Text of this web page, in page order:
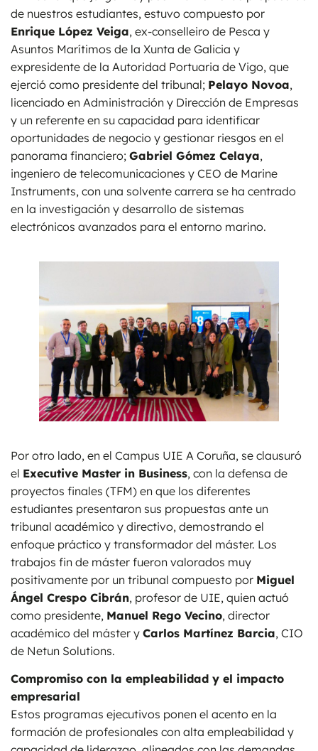
de nuestros estudiantes, estuvo compuesto por
Enrique López Veiga, ex-conselleiro de Pesca y
Asuntos Marítimos de la Xunta de Galicia y
expresidente de la Autoridad Portuaria de Vigo, que
ejerció como presidente del tribunal; Pelayo Novoa,
licenciado en Administración y Dirección de Empresas
y un referente en su capacidad para identificar
oportunidades de negocio y gestionar riesgos en el
panorama financiero; Gabriel Gómez Celaya,
ingeniero de telecomunicaciones y CEO de Marine
Instruments, con una solvente carrera se ha centrado
en la investigación y desarrollo de sistemas
electrónicos avanzados para el entorno marino.
Por otro lado, en el Campus UIE A Coruña, se clausuró
el Executive Master in Business, con la defensa de
proyectos finales (TFM) en que los diferentes
estudiantes presentaron sus propuestas ante un
tribunal académico y directivo, demostrando el
enfoque práctico y transformador del máster. Los
trabajos fin de máster fueron valorados muy
positivamente por un tribunal compuesto por Miguel
Ángel Crespo Cibrán, profesor de UIE, quien actuó
como presidente, Manuel Rego Vecino, director
académico del máster y Carlos Martínez Barcia, CIO
de Netun Solutions.
Compromiso con la empleabilidad y el impacto
empresarial
Estos programas ejecutivos ponen el acento en la
formación de profesionales con alta empleabilidad y